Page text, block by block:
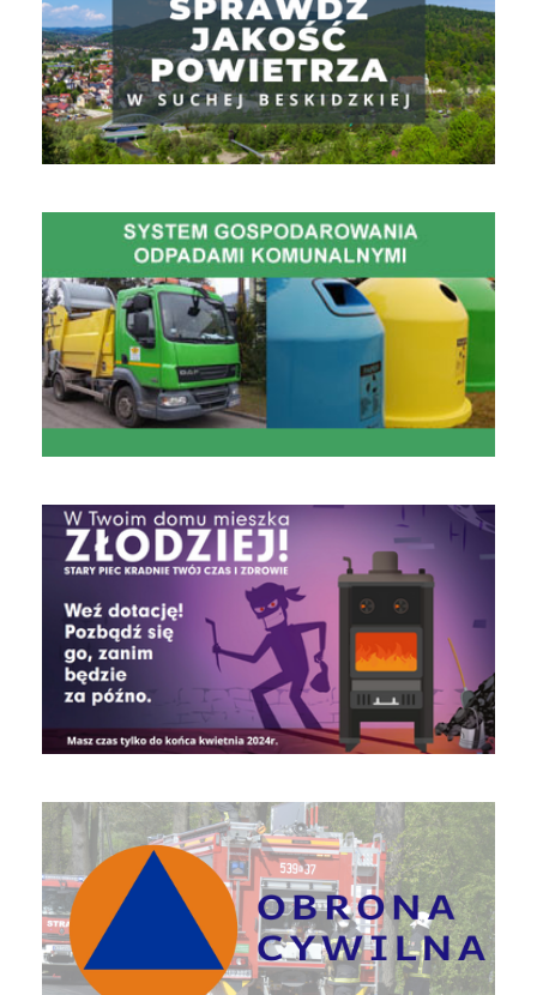
czyste powietrze
Obrona Cywilna